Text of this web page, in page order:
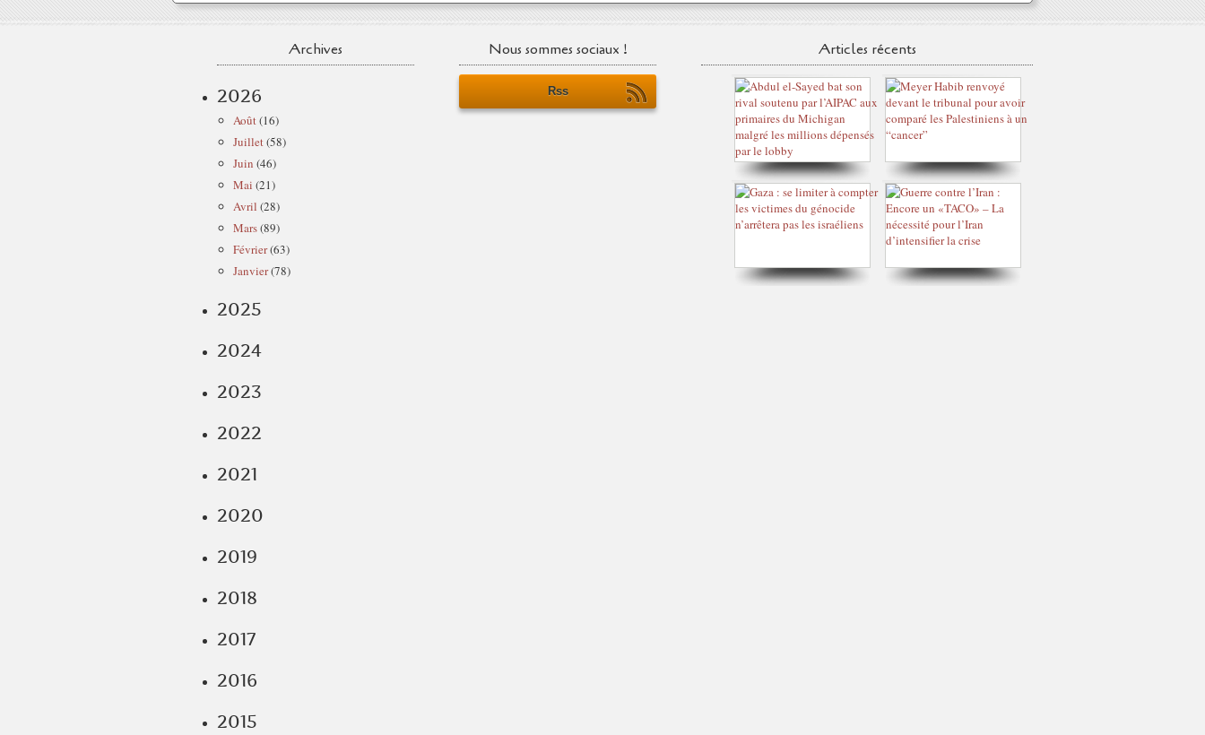
Archives
2026
Août(16)
Juillet(58)
Juin (46)
Mai (21)
Avril (28)
Mars(89)
Février(63)
Janvier(78)
2025
2024
2023
2022
2021
2020
2019
2018
2017
2016
2015
Nous sommes sociaux !
Rss
Articles récents